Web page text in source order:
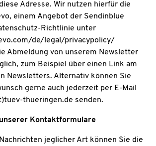
Adresse. Wir nutzen hierfür die
einem Angebot der Sendinblue
Richtlinie unter
de/legal/privacypolicy/
Abmeldung von unserem Newsletter
zum Beispiel über einen Link am
Newsletters. Alternativ können Sie
gerne auch jederzeit per E-Mail
thueringen.de senden.
Kontaktformulare
jeglicher Art können Sie die